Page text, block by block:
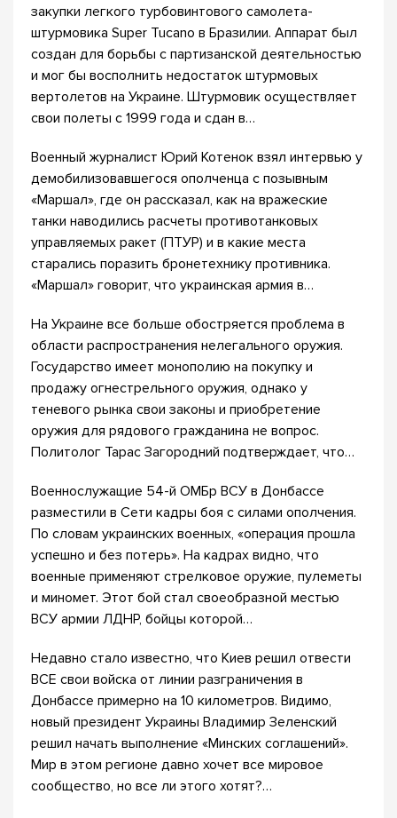
закупки легкого турбовинтового самолета-
штурмовика Super Tucano в Бразилии. Аппарат был
создан для борьбы с партизанской деятельностью
и мог бы восполнить недостаток штурмовых
вертолетов на Украине. Штурмовик осуществляет
свои полеты с 1999 года и сдан в…
Военный журналист Юрий Котенок взял интервью у
демобилизовавшегося ополченца с позывным
«Маршал», где он рассказал, как на вражеские
танки наводились расчеты противотанковых
управляемых ракет (ПТУР) и в какие места
старались поразить бронетехнику противника.
«Маршал» говорит, что украинская армия в…
На Украине все больше обостряется проблема в
области распространения нелегального оружия.
Государство имеет монополию на покупку и
продажу огнестрельного оружия, однако у
теневого рынка свои законы и приобретение
оружия для рядового гражданина не вопрос.
Политолог Тарас Загородний подтверждает, что…
Военнослужащие 54-й ОМБр ВСУ в Донбассе
разместили в Сети кадры боя с силами ополчения.
По словам украинских военных, «операция прошла
успешно и без потерь». На кадрах видно, что
военные применяют стрелковое оружие, пулеметы
и миномет. Этот бой стал своеобразной местью
ВСУ армии ЛДНР, бойцы которой…
Недавно стало известно, что Киев решил отвести
ВСЕ свои войска от линии разграничения в
Донбассе примерно на 10 километров. Видимо,
новый президент Украины Владимир Зеленский
решил начать выполнение «Минских соглашений».
Мир в этом регионе давно хочет все мировое
сообщество, но все ли этого хотят?…